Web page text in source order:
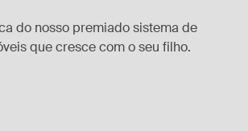
do nosso premiado sistema de
que cresce com o seu filho.